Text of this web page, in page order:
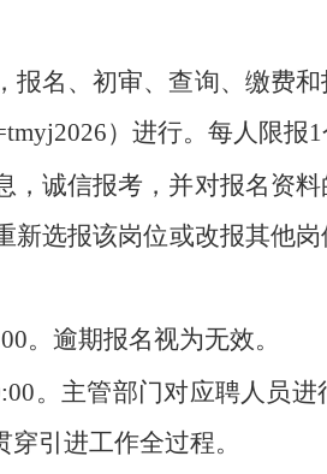
报名、初审、查询、缴费
）进行。每人限报1
诚信报考，并对报名资
选报该岗位或改报其他
。逾期报名视为无效。
。主管部门对应聘人员
引进工作全过程。